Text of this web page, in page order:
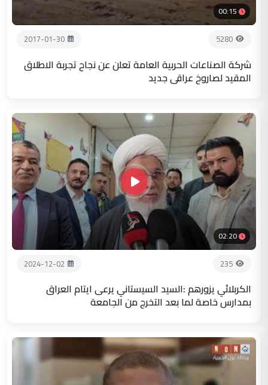
00:15
5280
2017-01-30
شركة الصناعات الحربية العامة تعلن عن نجاح تجربة الاطلاق
المقيد لصاروخ عراقي جديد
02:20
235
2024-12-02
الكربلائي يزورهم :السيد السيستاني يرعى ايتام العراق
بمدارس خاصة لما بعد التخرج من الجامعة